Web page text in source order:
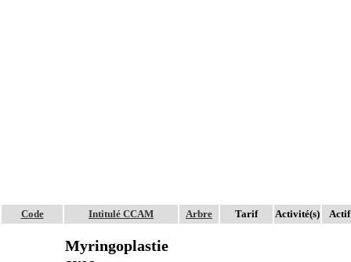
Code Intitulé CCAM Arbre Tarif Activité(s) Actif
Myringoplastie